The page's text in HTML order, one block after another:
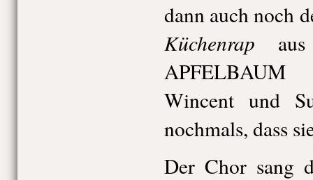
dann auch noch
Küchenrap
APFELBAUM
Wincent und
nochmals, dass
Der Chor sang